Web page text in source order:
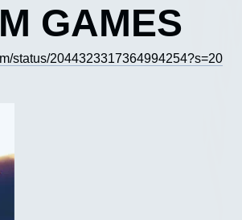
GAMES
status/2044323317364994254?s=20